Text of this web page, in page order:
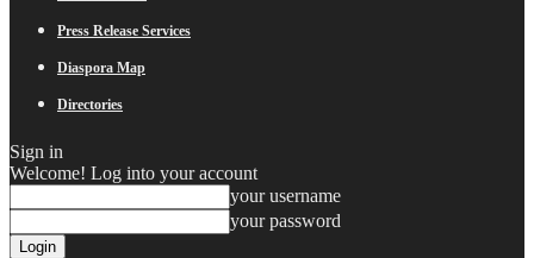
Press Release Services
Diaspora Map
Directories
Sign in
Welcome! Log into your account
your username
your password